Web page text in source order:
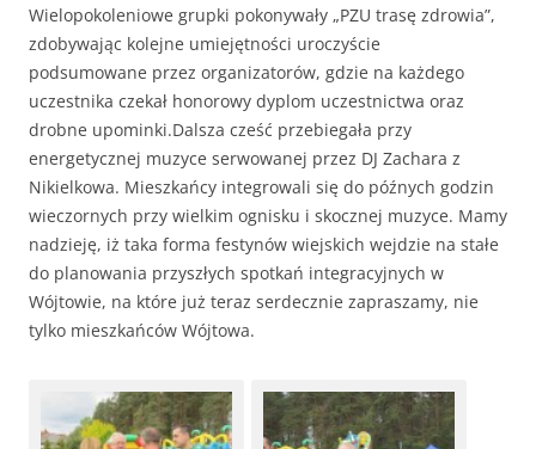
Wielopokoleniowe grupki pokonywały „PZU trasę zdrowia”,
zdobywając kolejne umiejętności uroczyście
podsumowane przez organizatorów, gdzie na każdego
uczestnika czekał honorowy dyplom uczestnictwa oraz
drobne upominki.Dalsza cześć przebiegała przy
energetycznej muzyce serwowanej przez DJ Zachara z
Nikielkowa. Mieszkańcy integrowali się do późnych godzin
wieczornych przy wielkim ognisku i skocznej muzyce. Mamy
nadzieję, iż taka forma festynów wiejskich wejdzie na stałe
do planowania przyszłych spotkań integracyjnych w
Wójtowie, na które już teraz serdecznie zapraszamy, nie
tylko mieszkańców Wójtowa.